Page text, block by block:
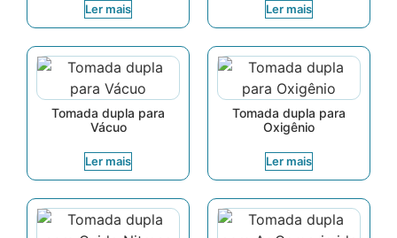
Ler mais Ler mais
Tomada dupla para
Vácuo
Ler mais
Tomada dupla para
Oxigênio
Ler mais